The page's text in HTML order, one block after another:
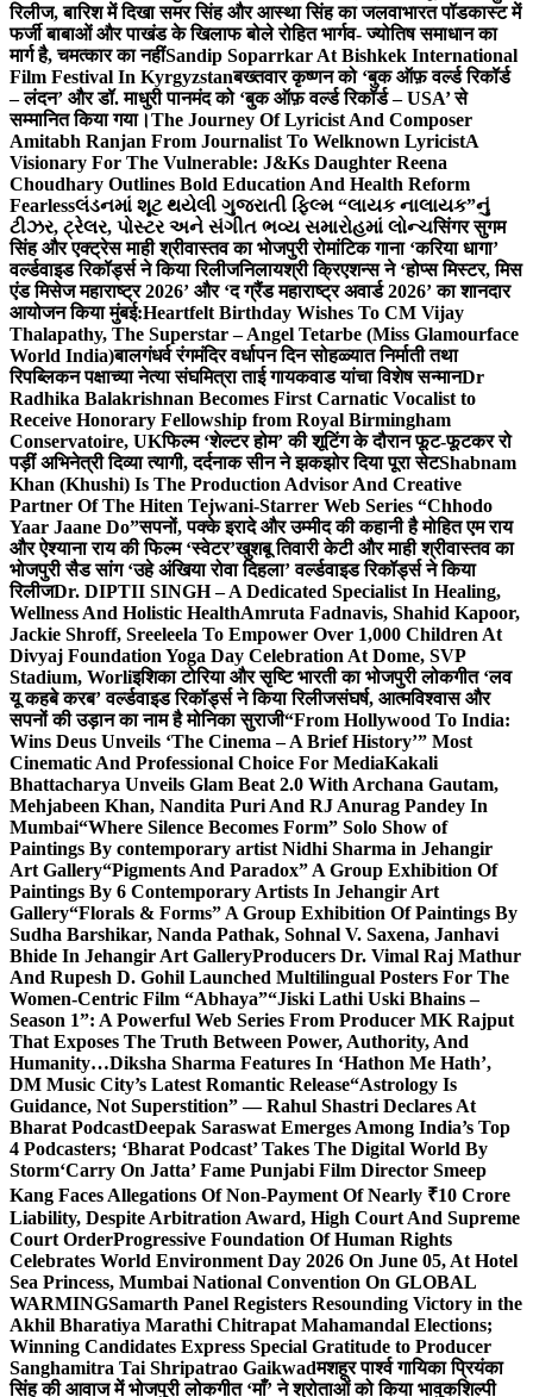
रिलीज, बारिश में दिखा समर सिंह और आस्था सिंह का जलवाभारत पॉडकास्ट में
फर्जी बाबाओं और पाखंड के खिलाफ बोले रोहित भार्गव- ज्योतिष समाधान का
मार्ग है, चमत्कार का नहींSandip Soparrkar At Bishkek International
Film Festival In Kyrgyzstanबख्तवार कृष्णन को ‘बुक ऑफ़ वर्ल्ड रिकॉर्ड
– लंदन’ और डॉ. माधुरी पानमंद को ‘बुक ऑफ़ वर्ल्ड रिकॉर्ड – USA’ से
सम्मानित किया गया।The Journey Of Lyricist And Composer
Amitabh Ranjan From Journalist To Welknown LyricistA
Visionary For The Vulnerable: J&Ks Daughter Reena
Choudhary Outlines Bold Education And Health Reform
Fearlessલંડનમાં શૂટ થયેલી ગુજરાતી ફિલ્મ “લાયક નાલાયક”નું
ટીઝર, ટ્રેલર, પોસ્ટર અને સંગીત ભવ્ય સમારોહમાં લોન્ચसिंगर सुगम
सिंह और एक्ट्रेस माही श्रीवास्तव का भोजपुरी रोमांटिक गाना ‘करिया धागा’
वर्ल्डवाइड रिकॉर्ड्स ने किया रिलीजनिलायश्री क्रिएशन्स ने ‘होप्स मिस्टर, मिस
एंड मिसेज महाराष्ट्र 2026’ और ‘द ग्रैंड महाराष्ट्र अवार्ड 2026’ का शानदार
आयोजन किया मुंबई:Heartfelt Birthday Wishes To CM Vijay
Thalapathy, The Superstar – Angel Tetarbe (Miss Glamourface
World India)बालगंधर्व रंगमंदिर वर्धापन दिन सोहळ्यात निर्माती तथा
रिपब्लिकन पक्षाच्या नेत्या संघमित्रा ताई गायकवाड यांचा विशेष सन्मानDr
Radhika Balakrishnan Becomes First Carnatic Vocalist to
Receive Honorary Fellowship from Royal Birmingham
Conservatoire, UKफिल्म ‘शेल्टर होम’ की शूटिंग के दौरान फूट-फूटकर रो
पड़ीं अभिनेत्री दिव्या त्यागी, दर्दनाक सीन ने झकझोर दिया पूरा सेटShabnam
Khan (Khushi) Is The Production Advisor And Creative
Partner Of The Hiten Tejwani-Starrer Web Series “Chhodo
Yaar Jaane Do”सपनों, पक्के इरादे और उम्मीद की कहानी है मोहित एम राय
और ऐश्याना राय की फिल्म ‘स्वेटर’खुशबू तिवारी केटी और माही श्रीवास्तव का
भोजपुरी सैड सांग ‘उहे अंखिया रोवा दिहला’ वर्ल्डवाइड रिकॉर्ड्स ने किया
रिलीजDr. DIPTII SINGH – A Dedicated Specialist In Healing,
Wellness And Holistic HealthAmruta Fadnavis, Shahid Kapoor,
Jackie Shroff, Sreeleela To Empower Over 1,000 Children At
Divyaj Foundation Yoga Day Celebration At Dome, SVP
Stadium, Worliइशिका टोरिया और सृष्टि भारती का भोजपुरी लोकगीत ‘लव
यू कहबे करब’ वर्ल्डवाइड रिकॉर्ड्स ने किया रिलीजसंघर्ष, आत्मविश्वास और
सपनों की उड़ान का नाम है मोनिका सुराजी“From Hollywood To India:
Wins Deus Unveils ‘The Cinema – A Brief History’” Most
Cinematic And Professional Choice For MediaKakali
Bhattacharya Unveils Glam Beat 2.0 With Archana Gautam,
Mehjabeen Khan, Nandita Puri And RJ Anurag Pandey In
Mumbai“Where Silence Becomes Form” Solo Show of
Paintings By contemporary artist Nidhi Sharma in Jehangir
Art Gallery“Pigments And Paradox” A Group Exhibition Of
Paintings By 6 Contemporary Artists In Jehangir Art
Gallery“Florals & Forms” A Group Exhibition Of Paintings By
Sudha Barshikar, Nanda Pathak, Sohnal V. Saxena, Janhavi
Bhide In Jehangir Art GalleryProducers Dr. Vimal Raj Mathur
And Rupesh D. Gohil Launched Multilingual Posters For The
Women-Centric Film “Abhaya”“Jiski Lathi Uski Bhains –
Season 1”: A Powerful Web Series From Producer MK Rajput
That Exposes The Truth Between Power, Authority, And
Humanity…Diksha Sharma Features In ‘Hathon Me Hath’,
DM Music City’s Latest Romantic Release“Astrology Is
Guidance, Not Superstition” — Rahul Shastri Declares At
Bharat PodcastDeepak Saraswat Emerges Among India’s Top
4 Podcasters; ‘Bharat Podcast’ Takes The Digital World By
Storm‘Carry On Jatta’ Fame Punjabi Film Director Smeep
Kang Faces Allegations Of Non-Payment Of Nearly ₹10 Crore
Liability, Despite Arbitration Award, High Court And Supreme
Court OrderProgressive Foundation Of Human Rights
Celebrates World Environment Day 2026 On June 05, At Hotel
Sea Princess, Mumbai National Convention On GLOBAL
WARMINGSamarth Panel Registers Resounding Victory in the
Akhil Bharatiya Marathi Chitrapat Mahamandal Elections;
Winning Candidates Express Special Gratitude to Producer
Sanghamitra Tai Shripatrao Gaikwadमशहूर पार्श्व गायिका प्रियंका
सिंह की आवाज में भोजपुरी लोकगीत ‘माँ’ ने श्रोताओं को किया भावुकशिल्पी